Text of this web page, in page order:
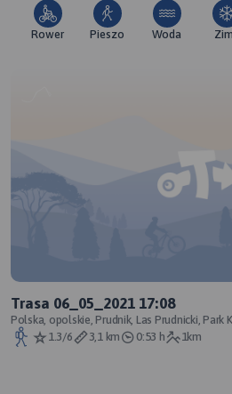
Rower Pieszo Woda
Trasa 06_05_2021 17:08
Polska, opolskie, Prudnik, Las Prudnicki, Park
powiat prudnicki
1.3/6 3,1 km 0:53 h 1km